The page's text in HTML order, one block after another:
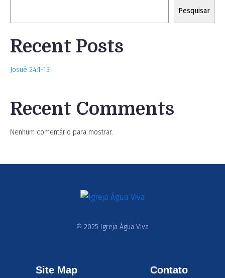
Pesquisar
Recent Posts
Josué 24:1-13
Recent Comments
Nenhum comentário para mostrar.
© 2025 Igreja Água Viva
Site Map Contato